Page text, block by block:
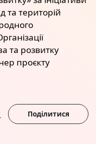
та територій
та розвитку
проєкту
Поділитися